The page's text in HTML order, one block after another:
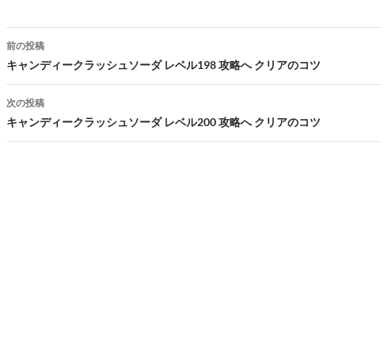
投
稿
ナ
ビ
ゲ
前の投稿
キャンディークラッシュソーダ レベル198 攻略へ クリアのコツ
次の投稿
キャンディークラッシュソーダ レベル200 攻略へ クリアのコツ